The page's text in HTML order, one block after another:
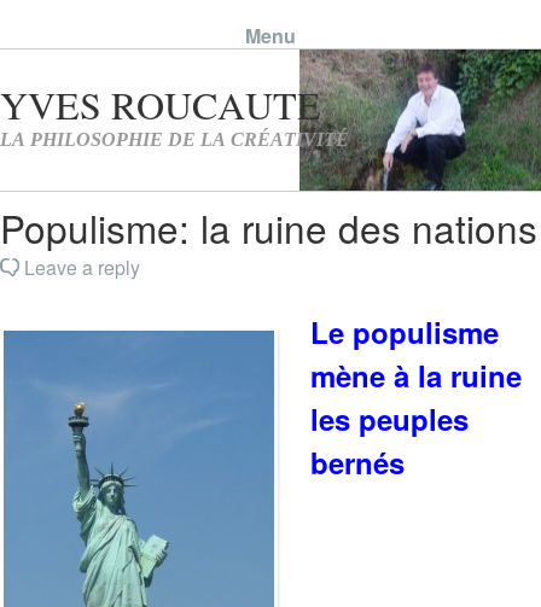
Menu
Skip to content
Populisme: la ruine des nations
Leave a reply
Le populisme
mène à la ruine
les peuples
bernés